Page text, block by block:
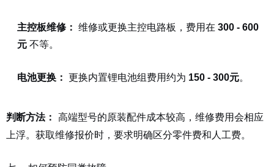
主控板维修： 维修或更换主控电路板，费用在 300 - 600
元 不等。
电池更换： 更换内置锂电池组费用约为 150 - 300元。
判断方法：
高端型号的原装配件成本较高，维修费用会相应
上浮。获取维修报价时，要求明确区分零件费和人工费。